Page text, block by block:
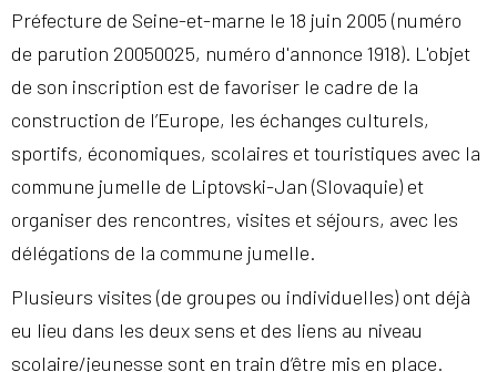
Préfecture de Seine-et-marne le 18 juin 2005 (numéro
de parution 20050025, numéro d'annonce 1918). L'objet
de son inscription est de favoriser le cadre de la
construction de l’Europe, les échanges culturels,
sportifs, économiques, scolaires et touristiques avec la
commune jumelle de Liptovski-Jan (Slovaquie) et
organiser des rencontres, visites et séjours, avec les
délégations de la commune jumelle.
Plusieurs visites (de groupes ou individuelles) ont déjà
eu lieu dans les deux sens et des liens au niveau
scolaire/jeunesse sont en train d’être mis en place.